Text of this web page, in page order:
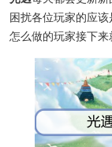
困扰各位玩家的应
怎么做的玩家接下来